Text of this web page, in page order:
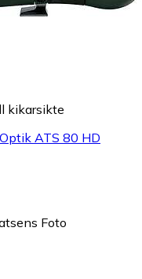
kikarsikte
ATS 80 HD
Foto